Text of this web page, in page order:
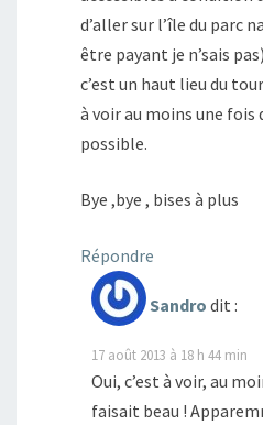
d’aller sur l’île du parc
être payant je n’sais
c’est un haut lieu du
à voir au moins une fois
possible.
Bye ,bye , bises à plus
Répondre
Sandro dit :
17 août 2013 à 18 h 44 min
Oui, c’est à voir, au
faisait beau !